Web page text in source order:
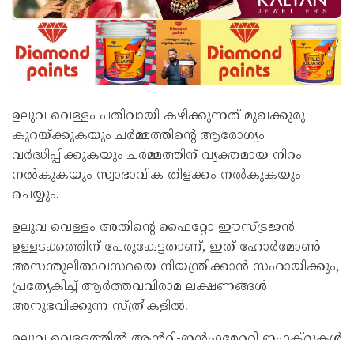
ഉലുവ വെള്ളം പതിവായി കഴിക്കുന്നത് മുഖക്കുരു
കുറയ്ക്കുകയും ചർമ്മത്തിന്റെ ആരോഗ്യം
വർദ്ധിപ്പിക്കുകയും ചർമ്മത്തിന് വ്യക്തമായ നിറം
നൽകുകയും സ്വാഭാവിക തിളക്കം നൽകുകയും
ചെയ്യും.
ഉലുവ വെള്ളം അതിന്റെ ഫൈറ്റോ ഈസ്ട്രജൻ
ഉള്ളടക്കത്തിന് പേരുകേട്ടതാണ്, ഇത് ഹോർമോൺ
അസന്തുലിതാവസ്ഥയെ നിയന്ത്രിക്കാൻ സഹായിക്കും,
പ്രത്യേകിച്ച് ആർത്തവവിരാമ ലക്ഷണങ്ങൾ
അനുഭവിക്കുന്ന സ്ത്രീകളിൽ.